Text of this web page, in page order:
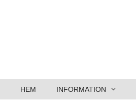
HEM INFORMATION